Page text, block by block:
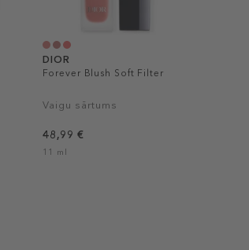
DIOR
Forever Blush Soft Filter
Vaigu sārtums
48,99 €
11 ml